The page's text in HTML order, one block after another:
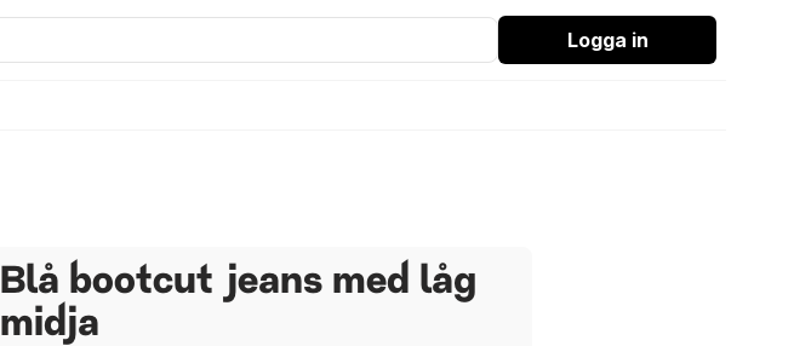
Logga in
Blå bootcut jeans med låg
midja